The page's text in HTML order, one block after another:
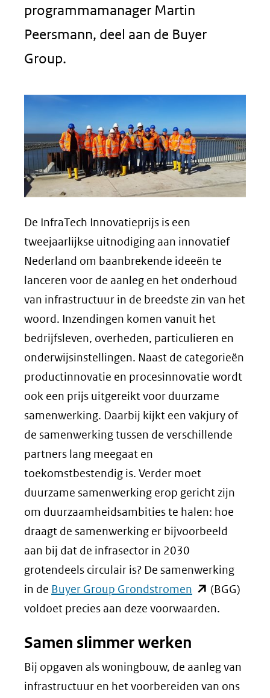
programmamanager Martin
Peersmann, deel aan de Buyer
Group.
De InfraTech Innovatieprijs is een
tweejaarlijkse uitnodiging aan innovatief
Nederland om baanbrekende ideeën te
lanceren voor de aanleg en het onderhoud
van infrastructuur in de breedste zin van het
woord. Inzendingen komen vanuit het
bedrijfsleven, overheden, particulieren en
onderwijsinstellingen. Naast de categorieën
productinnovatie en procesinnovatie wordt
ook een prijs uitgereikt voor duurzame
samenwerking. Daarbij kijkt een vakjury of
de samenwerking tussen de verschillende
partners lang meegaat en
toekomstbestendig is. Verder moet
duurzame samenwerking erop gericht zijn
om duurzaamheidsambities te halen: hoe
draagt de samenwerking er bijvoorbeeld
aan bij dat de infrasector in 2030
grotendeels circulair is? De samenwerking
in de Buyer Group Grondstromen (opent
in
(verwijst
naar
(BGG)
voldoet precies aan deze voorwaarden.
Samen slimmer werken
Bij opgaven als woningbouw, de aanleg van
infrastructuur en het voorbereiden van ons